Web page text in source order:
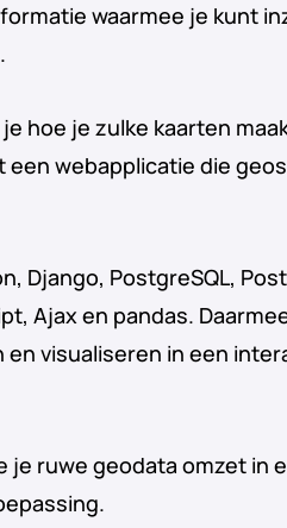
waarmee je kunt
hoe je zulke kaarten
een webapplicatie die
Django, PostgreSQL,
Ajax en pandas.
en visualiseren in een
je ruwe geodata omzet in